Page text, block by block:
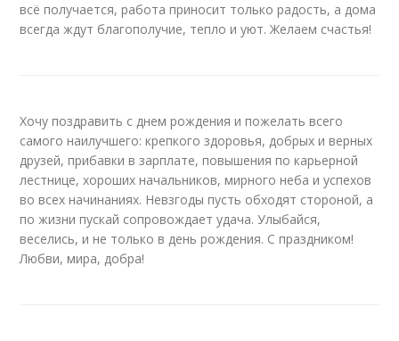
всё получается, работа приносит только радость, а дома
всегда ждут благополучие, тепло и уют. Желаем счастья!
Хочу поздравить с днем рождения и пожелать всего
самого наилучшего: крепкого здоровья, добрых и верных
друзей, прибавки в зарплате, повышения по карьерной
лестнице, хороших начальников, мирного неба и успехов
во всех начинаниях. Невзгоды пусть обходят стороной, а
по жизни пускай сопровождает удача. Улыбайся,
веселись, и не только в день рождения. С праздником!
Любви, мира, добра!